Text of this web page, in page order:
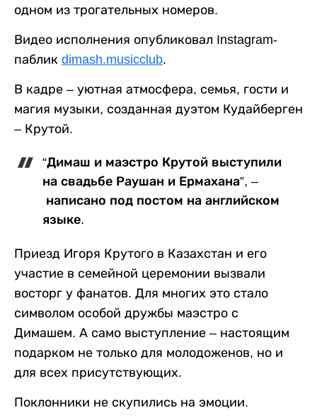
одном из трогательных номеров.
Видео исполнения опубликовал Instagram-
паблик dimash.musicclub.
В кадре – уютная атмосфера, семья, гости и
магия музыки, созданная дуэтом Кудайберген
– Крутой.
“Димаш и маэстро Крутой выступили
на свадьбе Раушан и Ермахана”, –
написано под постом на английском
языке.
Приезд Игоря Крутого в Казахстан и его
участие в семейной церемонии вызвали
восторг у фанатов. Для многих это стало
символом особой дружбы маэстро с
Димашем. А само выступление – настоящим
подарком не только для молодоженов, но и
для всех присутствующих.
Поклонники не скупились на эмоции.